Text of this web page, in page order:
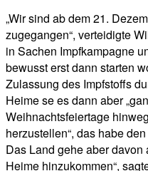
„Wir sind ab dem 21.
zugegangen“, verteidigte
in Sachen Impfkampagne
bewusst erst dann starten
Zulassung des Impfstoffs
Heime se es dann aber
Weihnachtsfeiertage
herzustellen“, das habe
Das Land gehe aber davon
Heime hinzukommen“,